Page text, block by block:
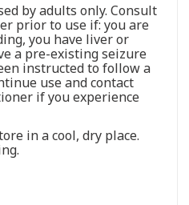
by adults only. Consult
prior to use if: you are
you have liver or
a pre-existing seizure
instructed to follow a
use and contact
if you experience
in a cool, dry place.